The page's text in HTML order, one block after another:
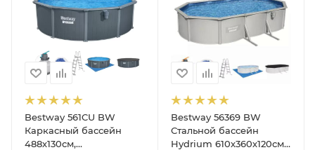
Bestway 561CU BW
Каркасный бассейн
488х130см,
Bestway 56369 BW
Стальной бассейн
Hydrium 610х360х120см,